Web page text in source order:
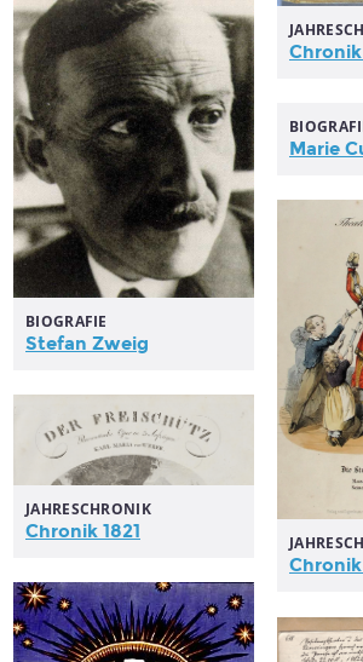
Chronik
BIOGRAFIE
Stefan Zweig
Marie
Chronik
JAHRESCHRONIK
Chronik 1821